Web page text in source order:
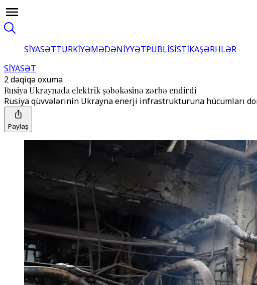
SİYASƏTTÜRKİYƏMƏDƏNİYYƏTPUBLİSİSTİKAŞƏRHLƏR
SİYASƏT
2 dəqiqə oxuma
Rusiya Ukraynada elektrik şəbəkəsinə zərbə endirdi
Rusiya qüvvələrinin Ukrayna enerji infrastrukturuna hücumları
Paylaş